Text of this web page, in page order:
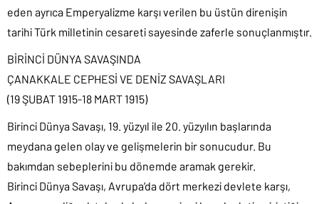
eden ayrıca Emperyalizme karşı verilen bu üstün direnişin
tarihi Türk milletinin cesareti sayesinde zaferle sonuçlanmıştır.
BİRİNCİ DÜNYA SAVAŞINDA
ÇANAKKALE CEPHESİ VE DENİZ SAVAŞLARI
(19 ŞUBAT 1915-18 MART 1915)
Birinci Dünya Savaşı, 19. yüzyıl ile 20. yüzyılın başlarında
meydana gelen olay ve gelişmelerin bir sonucudur. Bu
bakımdan sebeplerini bu dönemde aramak gerekir.
Birinci Dünya Savaşı, Avrupa’da dört merkezi devlete karşı,